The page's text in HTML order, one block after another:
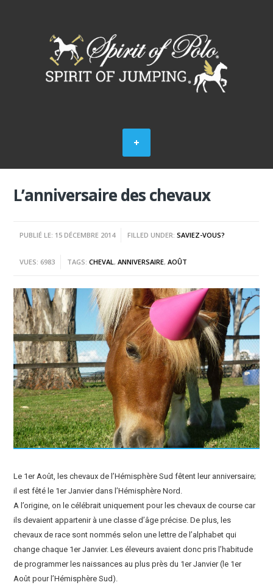
L’anniversaire des chevaux
PUBLIÉ LE: 15 DÉCEMBRE 2014 FILLED UNDER:SAVIEZ-VOUS?
VUES: 6983 TAGS:CHEVAL ,ANNIVERSAIRE,AOÛT
Le 1er Août, les chevaux de l’Hémisphère Sud fêtent leur anniversaire;
il est fêté le 1er Janvier dans l’Hémisphère Nord.
A l’origine, on le célébrait uniquement pour les chevaux de course car
ils devaient appartenir à une classe d’âge précise. De plus, les
chevaux de race sont nommés selon une lettre de l’alphabet qui
change chaque 1er Janvier. Les éleveurs avaient donc pris l’ha bitude
de programmer les naissances au plus près du 1er Janvier (le 1er
Août pour l’Hémisphère Sud).